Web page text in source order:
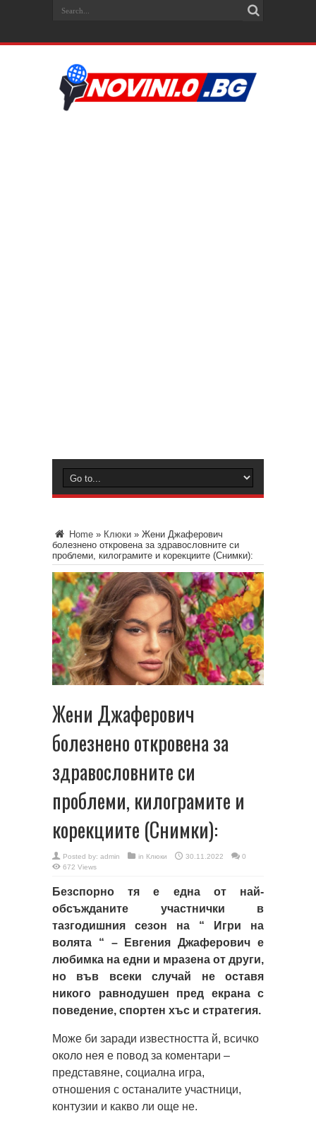
Home » Клюки » Жени Джаферович
болезнено откровена за здравословните си
проблеми, килограмите и корекциите (Снимки):
Жени Джаферович
болезнено откровена за
здравословните си
проблеми, килограмите и
корекциите (Снимки):
Posted by: admin in Клюки 30.11.2022
0
672 Views
Безспорно тя е една от най-
обсъжданите участнички в
тазгодишния сезон на “ Игри на
волята “ – Евгения Джаферович е
любимка на едни и мразена от други,
но във всеки случай не оставя
никого равнодушен пред екрана с
поведение, спортен хъс и стратегия.
Може би заради известността й, всичко
около нея е повод за коментари –
представяне, социална игра,
отношения с останалите участници,
контузии и какво ли още не.